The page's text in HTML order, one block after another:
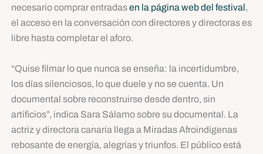
necesario comprar entradasen la página web del festival,
el acceso en la conversación con directores y directoras es
libre hasta completar el aforo.
“Quise filmar lo que nunca se enseña: la incertidumbre,
los días silenciosos, lo que duele y no se cuenta. Un
documental sobre reconstruirse desde dentro, sin
artificios”, indica Sara Sálamo sobre su documental. La
actriz y directora canaria llega a Miradas Afroindígenas
rebosante de energía, alegrías y triunfos. El público está